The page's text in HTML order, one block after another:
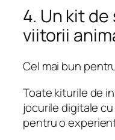
4. Un kit
viitorii
Cel mai bun
Toate kiturile de
jocurile digitale
pentru o